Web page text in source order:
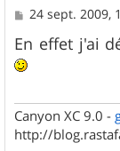
M
s
s
a
24 sept. 2009,
En effet j'ai
Canyon XC 9.0 -
http://